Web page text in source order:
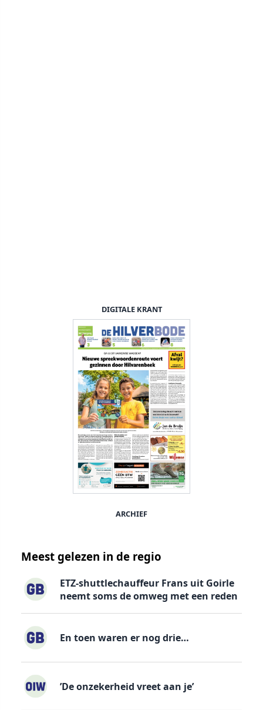
DIGITALE KRANT
ARCHIEF
Meest gelezen in de regio
ETZ-shuttlechauffeur Frans uit Goirle
neemt soms de omweg met een reden
En toen waren er nog drie…
’De onzekerheid vreet aan je’